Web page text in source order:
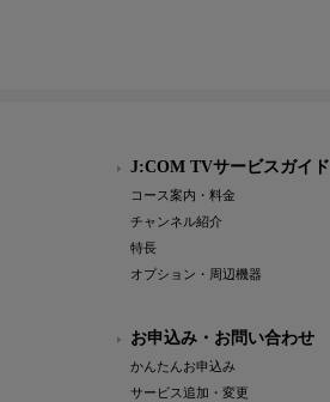
J:COM TVサービスガイド
コース案内・料金
チャンネル紹介
特長
オプション・周辺機器
お申込み・お問い合わせ
かんたんお申込み
サービス追加・変更